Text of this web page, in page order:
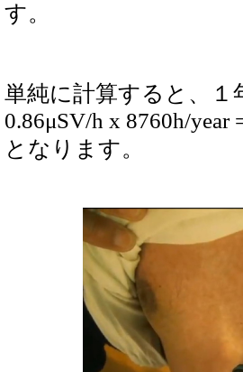
す。
単純に計算すると、１
0.86μSV/h x 8760h/year
となります。